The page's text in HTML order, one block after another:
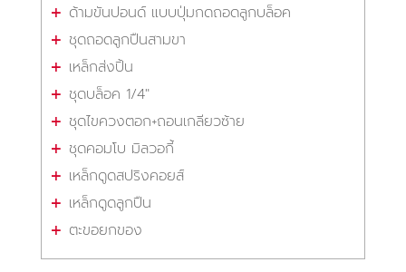
ด้ามขันปอนด์ แบบปุ่มกดถอดลูกบล็อค
ชุดถอดลูกปืนสามขา
เหล็กส่งปิ้น
ชุดบล็อค 1/4"
ชุดไขควงตอก+ถอนเกลียวซ้าย
ชุดคอมโบ มิลวอกี้
เหล็กดูดสปริงคอยส์
เหล็กดูดลูกปืน
ตะขอยกของ